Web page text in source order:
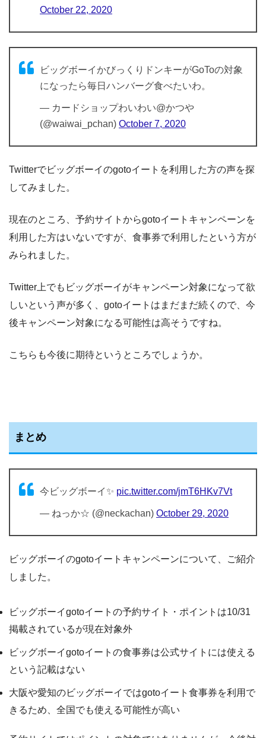
October 22, 2020
ビッグボーイかびっくりドンキーがGoToの対象
になったら毎日ハンバーグ食べたいわ。
— カードショップわいわい@かつや
(@waiwai_pchan) October 7, 2020
Twitterでビッグボーイのgotoイートを利用した方の声を探
してみました。
現在のところ、予約サイトからgotoイートキャンペーンを
利用した方はいないですが、食事券で利用したという方が
みられました。
Twitter上でもビッグボーイがキャンペーン対象になって欲
しいという声が多く、gotoイートはまだまだ続くので、今
後キャンペーン対象になる可能性は高そうですね。
こちらも今後に期待というところでしょうか。
まとめ
今ビッグボーイ✨ pic.twitter.com/jmT6HKv7Vt
— ねっか☆ (@neckachan) October 29, 2020
ビッグボーイのgotoイートキャンペーンについて、ご紹介
しました。
ビッグボーイgotoイートの予約サイト・ポイントは10/31
掲載されているが現在対象外
ビッグボーイgotoイートの食事券は公式サイトには使える
という記載はない
大阪や愛知のビッグボーイではgotoイート食事券を利用で
きるため、全国でも使える可能性が高い